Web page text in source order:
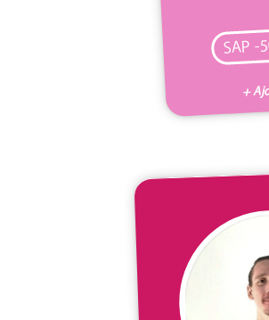
SAP -
+